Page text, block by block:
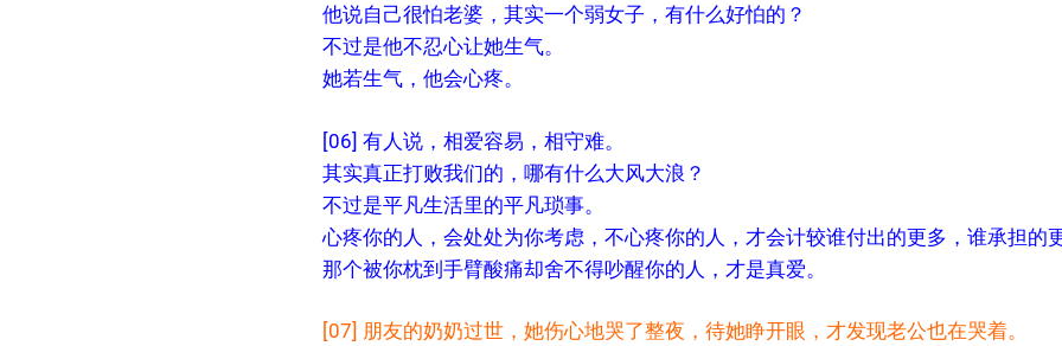
他说自己很怕老婆，其实一个弱女子，有什么好怕的？
不过是他不忍心让她生气。
她若生气，他会心疼。
[06] 有人说，相爱容易，相守难。
其实真正打败我们的，哪有什么大风大浪？
不过是平凡生活里的平凡琐事。
心疼你的人，会处处为你考虑，不心疼你的人，才会计较谁付出的更多，谁承担的
那个被你枕到手臂酸痛却舍不得吵醒你的人，才是真爱。
[07] 朋友的奶奶过世，她伤心地哭了整夜，待她睁开眼，才发现老公也在哭着。